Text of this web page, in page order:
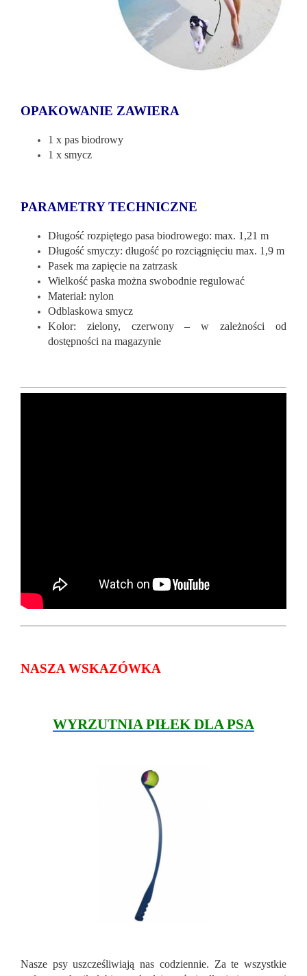
OPAKOWANIE ZAWIERA
1 x pas biodrowy
1 x smycz
PARAMETRY TECHNICZNE
Długość rozpiętego pasa biodrowego: max. 1,21 m
Długość smyczy: długość po rozciągnięciu max. 1,9 m
Pasek ma zapięcie na zatrzask
Wielkość paska można swobodnie regulować
Materiał: nylon
Odblaskowa smycz
Kolor: zielony, czerwony – w zależności od
dostępności na magazynie
NASZA WSKAZÓWKA
WYRZUTNIA PIŁEK DLA PSA
Nasze psy uszcześliwiają nas codziennie. Za te wszystkie